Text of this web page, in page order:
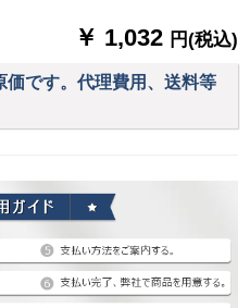
￥ 1,032 円(税込)
価です。代理費用、送料等